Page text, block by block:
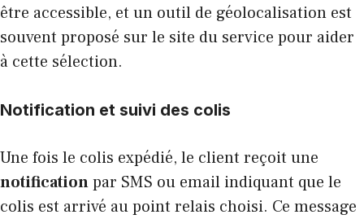
être accessible, et un outil de géolocalisation est
souvent proposé sur le site du service pour aider
à cette sélection.
Notification et suivi des colis
Une fois le colis expédié, le client reçoit une
notificationpar SMS ou email indiquant que le
colis est arrivé au point relais choisi. Ce message